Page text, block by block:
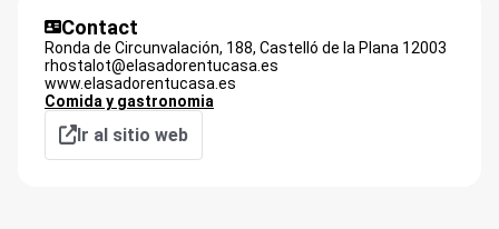
Contact
Ronda de Circunvalación, 188, Castelló de la Plana 12003
rhostalot@elasadorentucasa.es
www.elasadorentucasa.es
Comida y gastronomia
Ir al sitio web